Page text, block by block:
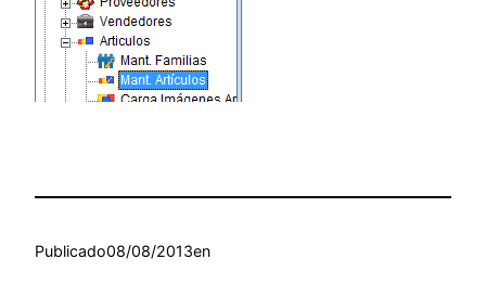
Publicado08/08/2013en